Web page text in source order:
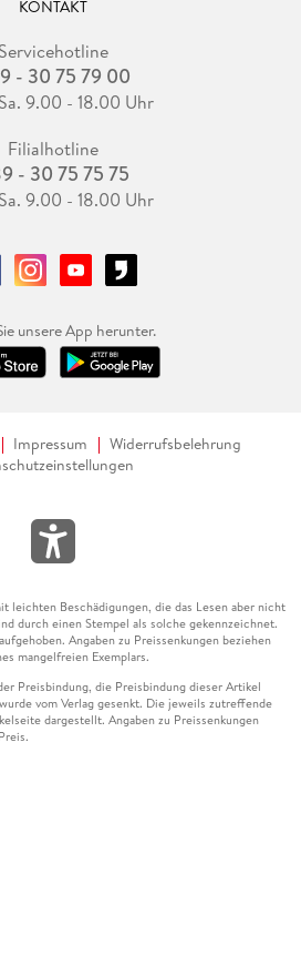
KONTAKT
Servicehotline
- 30 75 79 00
9.00 - 18.00 Uhr
Filialhotline
- 30 75 75 75
9.00 - 18.00 Uhr
unsere App herunter.
Impressum
Widerrufsbelehrung
leichten Beschädigungen, die das Lesen aber nicht
durch einen Stempel als solche gekennzeichnet.
Angaben zu Preissenkungen beziehen
mangelfreien Exemplars.
Preisbindung, die Preisbindung dieser Artikel
vom Verlag gesenkt. Die jeweils zutreffende
dargestellt. Angaben zu Preissenkungen